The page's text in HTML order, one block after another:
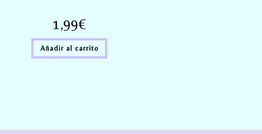
1,99€
Añadir al carrito